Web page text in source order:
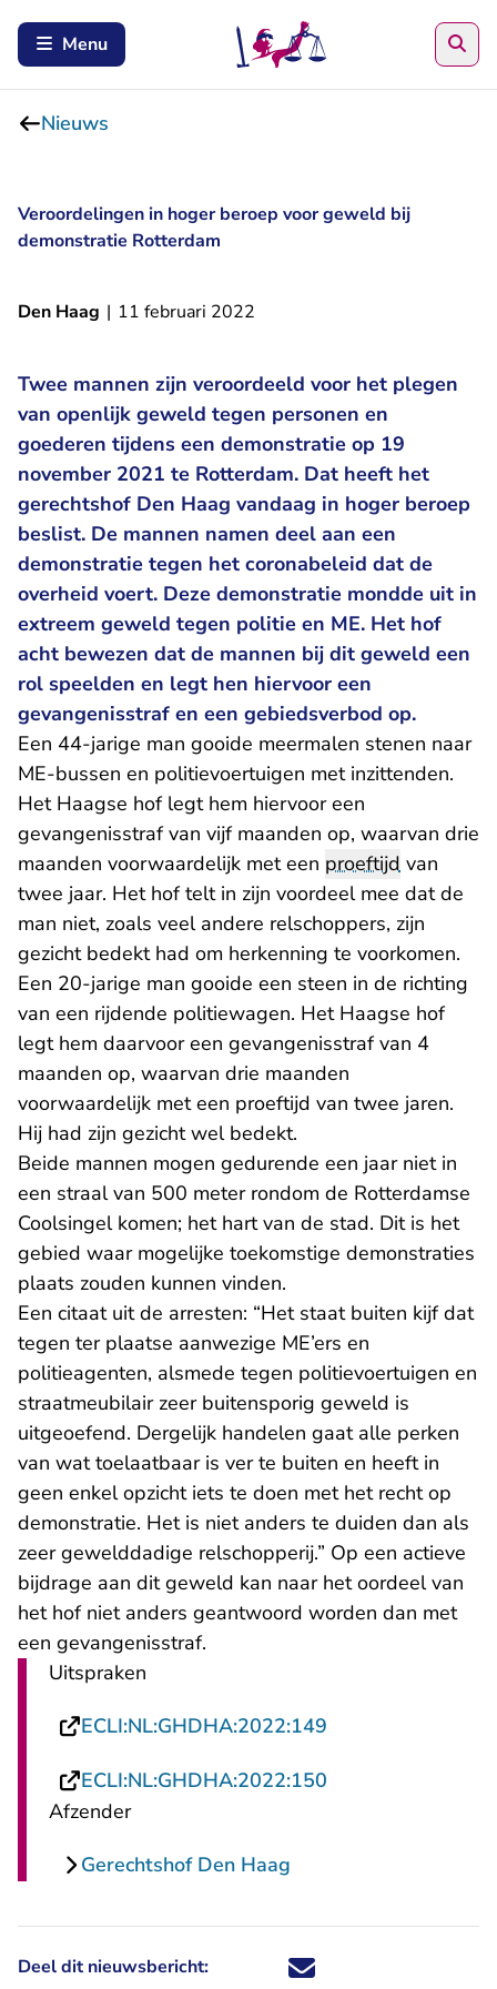
Menu
Nieuws
Veroordelingen in hoger beroep voor geweld bij
demonstratie Rotterdam
Den Haag | 11 februari 2022
Twee mannen zijn veroordeeld voor het plegen
van openlijk geweld tegen personen en
goederen tijdens een demonstratie op 19
november 2021 te Rotterdam. Dat heeft het
gerechtshof Den Haag vandaag in hoger beroep
beslist. De mannen namen deel aan een
demonstratie tegen het coronabeleid dat de
overheid voert. Deze demonstratie mondde uit in
extreem geweld tegen politie en ME. Het hof
acht bewezen dat de mannen bij dit geweld een
rol speelden en legt hen hiervoor een
gevangenisstraf en een gebiedsverbod op.
Een 44-jarige man gooide meermalen stenen naar
ME-bussen en politievoertuigen met inzittenden.
Het Haagse hof legt hem hiervoor een
gevangenisstraf van vijf maanden op, waarvan drie
maanden voorwaardelijk met een proeftijd van
twee jaar. Het hof telt in zijn voordeel mee dat de
man niet, zoals veel andere relschoppers, zijn
gezicht bedekt had om herkenning te voorkomen.
Een 20-jarige man gooide een steen in de richting
van een rijdende politiewagen. Het Haagse hof
legt hem daarvoor een gevangenisstraf van 4
maanden op, waarvan drie maanden
voorwaardelijk met een proeftijd van twee jaren.
Hij had zijn gezicht wel bedekt.
Beide mannen mogen gedurende een jaar niet in
een straal van 500 meter rondom de Rotterdamse
Coolsingel komen; het hart van de stad. Dit is het
gebied waar mogelijke toekomstige demonstraties
plaats zouden kunnen vinden.
Een citaat uit de arresten: “Het staat buiten kijf dat
tegen ter plaatse aanwezige ME’ers en
politieagenten, alsmede tegen politievoertuigen en
straatmeubilair zeer buitensporig geweld is
uitgeoefend. Dergelijk handelen gaat alle perken
van wat toelaatbaar is ver te buiten en heeft in
geen enkel opzicht iets te doen met het recht op
demonstratie. Het is niet anders te duiden dan als
zeer gewelddadige relschopperij.” Op een actieve
bijdrage aan dit geweld kan naar het oordeel van
het hof niet anders geantwoord worden dan met
een gevangenisstraf.
Uitspraken
ECLI:NL:GHDHA:2022:149
ECLI:NL:GHDHA:2022:150
Afzender
Gerechtshof Den Haag
Deel dit nieuwsbericht: Deel dit nieuwsbericht via X -
Deel dit nieuwsbericht via
Deel dit nieuwsbericht
Deel dit